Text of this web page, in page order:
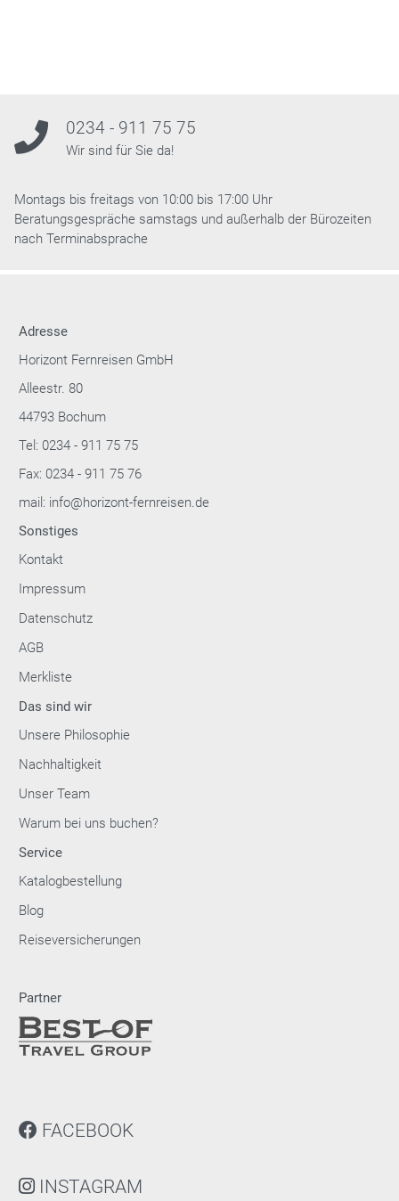
0234 - 911 75 75
Wir sind für Sie da!
Montags bis freitags von 10:00 bis 17:00 Uhr
Beratungsgespräche samstags und außerhalb der Bürozeiten
nach Terminabsprache
Adresse
Horizont Fernreisen GmbH
Alleestr. 80
44793 Bochum
Tel: 0234 - 911 75 75
Fax: 0234 - 911 75 76
mail: info@horizont-fernreisen.de
Sonstiges
Kontakt
Impressum
Datenschutz
AGB
Merkliste
Das sind wir
Unsere Philosophie
Nachhaltigkeit
Unser Team
Warum bei uns buchen?
Service
Katalogbestellung
Blog
Reiseversicherungen
Partner
FACEBOOK
INSTAGRAM